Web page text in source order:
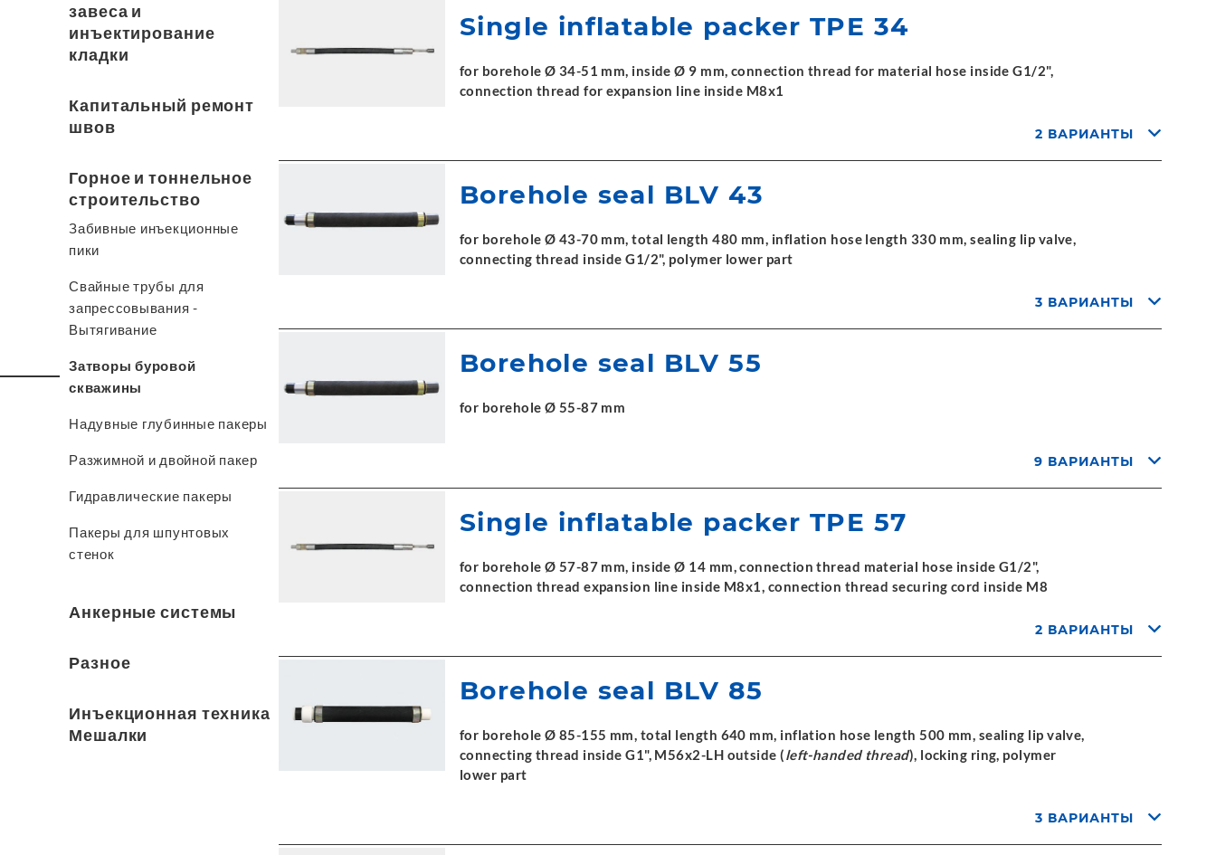
завеса и
инъектирование
кладки
Капитальный ремонт
швов
Горное и тоннельное
строительство
Забивные инъекционные
пики
Свайные трубы для
запрессовывания -
Вытягивание
Затворы буровой
скважины
Надувные глубинные пакеры
Разжимной и двойной пакер
Гидравлические пакеры
Пакеры для шпунтовых
стенок
Анкерные системы
Разное
Инъекционная техника
Мешалки
Single inflatable packer TPE 34
for borehole Ø 34-51 mm, inside Ø 9 mm, connection thread for material hose inside G1/2",
connection thread for expansion line inside M8x1
2 ВАРИАНТЫ
Borehole seal BLV 43
for borehole Ø 43-70 mm, total length 480 mm, inflation hose length 330 mm, sealing lip valve,
connecting thread inside G1/2", polymer lower part
3 ВАРИАНТЫ
Borehole seal BLV 55
for borehole Ø 55-87 mm
9 ВАРИАНТЫ
Single inflatable packer TPE 57
for borehole Ø 57-87 mm, inside Ø 14 mm, connection thread material hose inside G1/2",
connection thread expansion line inside M8x1, connection thread securing cord inside M8
2 ВАРИАНТЫ
Borehole seal BLV 85
for borehole Ø 85-155 mm, total length 640 mm, inflation hose length 500 mm, sealing lip valve,
connecting thread inside G1", M56x2-LH outside (left-handed thread), locking ring, polymer
lower part
3 ВАРИАНТЫ